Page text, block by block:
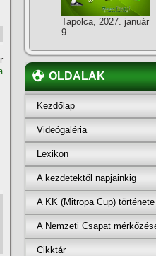
Tapolca, 2027. január
9.
OLDALAK
Kezdőlap
Videógaléria
Lexikon
A kezdetektől napjainkig
A KK (Mitropa Cup) története
A Nemzeti Csapat
Cikktár